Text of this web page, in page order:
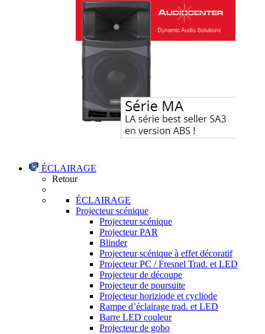
ÉCLAIRAGE
Retour
ÉCLAIRAGE
Projecteur scénique
Projecteur scénique
Projecteur PAR
Blinder
Projecteur scénique à effet décoratif
Projecteur PC / Fresnel Trad. et LED
Projecteur de découpe
Projecteur de poursuite
Projecteur horiziode et cycliode
Rampe d’éclairage trad. et LED
Barre LED couleur
Projecteur de gobo